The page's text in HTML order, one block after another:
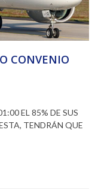
CONVENIO
EL 85% DE SUS
TENDRÁN QUE